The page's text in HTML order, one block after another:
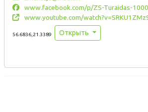
www.facebook.com/p/ZS-Turaidas-
www.youtube.com/
56.6836,21.3389 Открыть